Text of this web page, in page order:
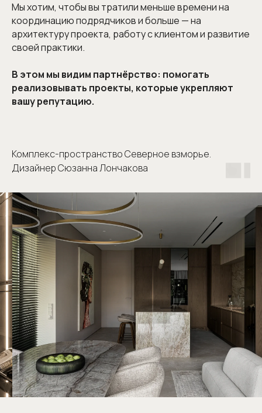
Мы хотим, чтобы вы тратили меньше времени на
координацию подрядчиков и больше — на
архитектуру проекта, работу с клиентом и развитие
своей практики.
В этом мы видим партнёрство: помогать
реализовывать проекты, которые укрепляют
вашу репутацию.
Комплекс-пространство Северное взморье.
Дизайнер Сюзанна Лончакова